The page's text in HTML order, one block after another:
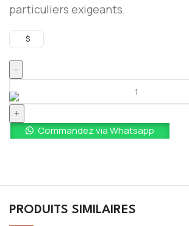
particuliers exigeants.
$
Commandez via Whatsapp
PRODUITS SIMILAIRES